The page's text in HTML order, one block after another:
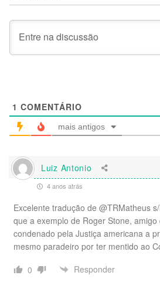
1 COMENTÁRIO
mais antigos
Luiz Antonio
4 anos atrás
Excelente tradução de @TRMatheus
que a exemplo de Roger Stone,
condenado pela Justiça americana a
mesmo paradeiro por ter mentido ao
0
Responder